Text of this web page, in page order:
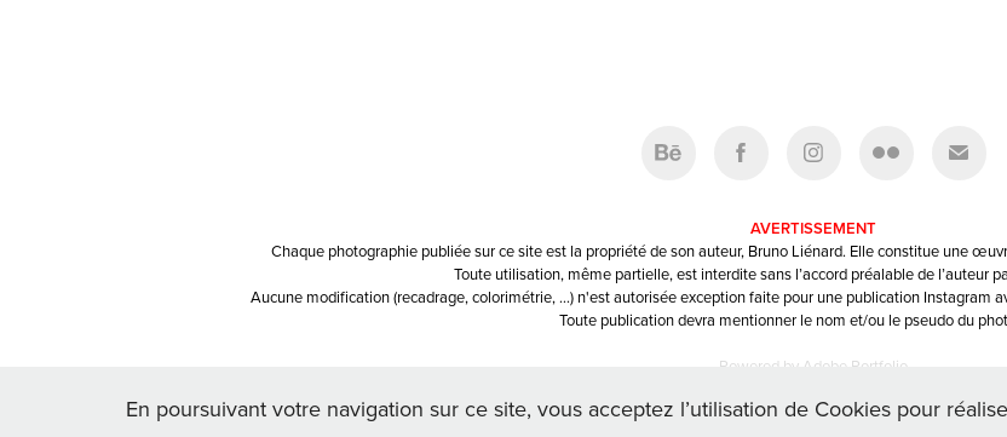
AVERTISSEMENT
Chaque photographie publiée sur ce site est la propriété de son auteur, Bruno Liénard. Elle constitue une
Toute utilisation, même partielle, est interdite sans l’accord préalable de l’auteur
Aucune modification (recadrage, colorimétrie, …) n'est autorisée exception faite pour une publication Instagram
Toute publication devra mentionner le nom et/ou le pseudo du
Powered by Adobe Portfolio
En poursuivant votre navigation sur ce site, vous acceptez l’utilisation de Cookies pour